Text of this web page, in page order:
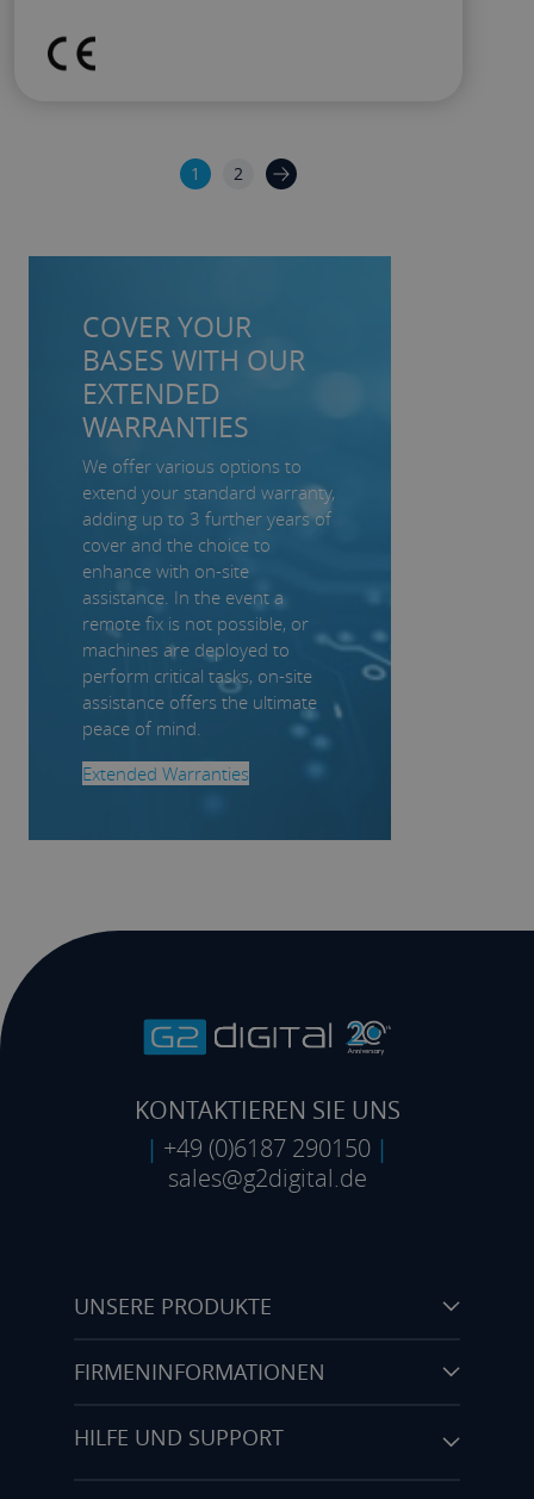
1 2
COVER YOUR
BASES WITH OUR
EXTENDED
WARRANTIES
We offer various options to
extend your standard warranty,
adding up to 3 further years of
cover and the choice to
enhance with on-site
assistance. In the event a
remote fix is not possible, or
machines are deployed to
perform critical tasks, on-site
assistance offers the ultimate
peace of mind.
Extended Warranties
KONTAKTIEREN SIE UNS
| +49 (0)6187 290150 |
sales@g2digital.de
UNSERE PRODUKTE
FIRMENINFORMATIONEN
HILFE UND SUPPORT